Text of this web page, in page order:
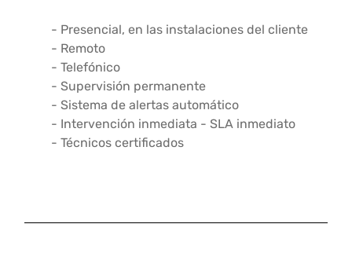
- Presencial, en las instalaciones del cliente
- Remoto
- Telefónico
- Supervisión permanente
- Sistema de alertas automático
- Intervención inmediata - SLA inmediato
- Técnicos certificados